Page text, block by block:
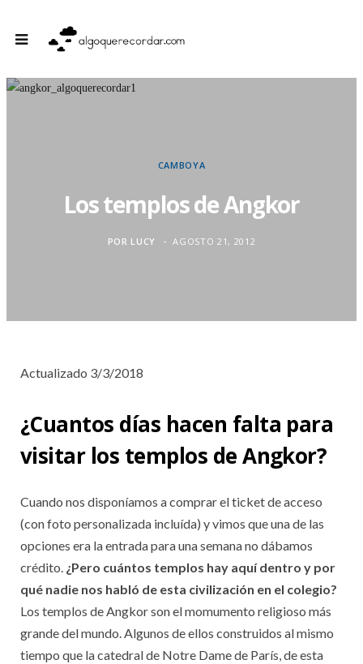
CAMBOYA
Los templos de Angkor
POR LUCY AGOSTO 21, 2012
Actualizado 3/3/2018
¿Cuantos días hacen falta para
visitar los templos de Angkor?
Cuando nos disponíamos a comprar el ticket de acceso
(con foto personalizada incluída) y vimos que una de las
opciones era la entrada para una semana no dábamos
crédito. ¿Pero cuántos templos hay aquí dentro y por
qué nadie nos habló de esta civilización en el colegio?
Los templos de Angkor son el momumento religioso más
grande del mundo. Algunos de ellos construidos al mismo
tiempo que la catedral de Notre Dame de París, de esta